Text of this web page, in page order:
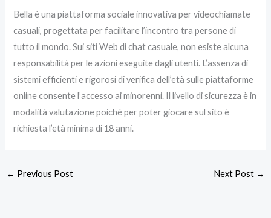
Bella è una piattaforma sociale innovativa per videochiamate
casuali, progettata per facilitare l’incontro tra persone di
tutto il mondo. Sui siti Web di chat casuale, non esiste alcuna
responsabilità per le azioni eseguite dagli utenti. L’assenza di
sistemi efficienti e rigorosi di verifica dell’età sulle piattaforme
online consente l’accesso ai minorenni. Il livello di sicurezza è in
modalità valutazione poiché per poter giocare sul sito è
richiesta l’età minima di 18 anni.
← Previous Post Next Post →